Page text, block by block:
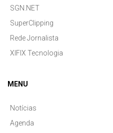
SGN.NET
SuperClipping
Rede Jornalista
XIFIX Tecnologia
MENU
Notícias
Agenda